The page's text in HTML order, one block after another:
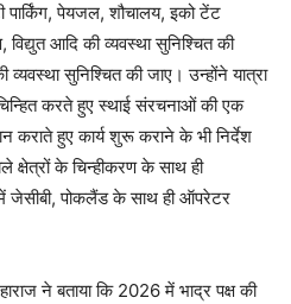
पार्किंग, पेयजल, शौचालय, इको टेंट
विद्युत आदि की व्यवस्था सुनिश्चित की
व्यवस्था सुनिश्चित की जाए। उन्होंने यात्रा
करते हुए स्थाई संरचनाओं की एक
कराते हुए कार्य शुरू कराने के भी निर्देश
क्षेत्रों के चिन्हीकरण के साथ ही
में जेसीबी, पोकलैंड के साथ ही ऑपरेटर
ने बताया कि 2026 में भाद्र पक्ष की